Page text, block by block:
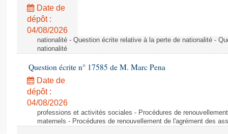
Date de
dépôt :
04/08/2026
nationalité - Question écrite relative à la perte de nationalité -
nationalité
Question écrite n° 17585 de M. Marc Pena
Date de
dépôt :
04/08/2026
professions et activités sociales - Procédures de
maternels - Procédures de renouvellement de l'agrément des